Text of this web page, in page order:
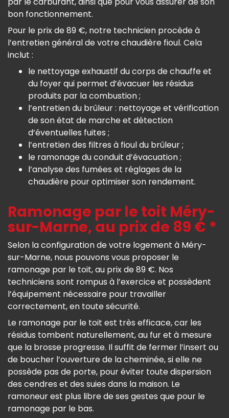
bon fonctionnement.
Pour le prix de 89 €, notre technicien procède à
l’entretien général de votre chaudière fioul. Cela
inclut :
le nettoyage exhaustif du corps de chauffe et
du foyer qui permet d’évacuer les résidus
produits par la combustion ;
l’entretien du brûleur : nettoyage et vérification
de son état de marche et détection
d’éventuelles fuites ;
l’entretien des filtres à fioul du brûleur ;
le ramonage du conduit d’évacuation ;
l’analyse des fumées et réglages de la
chaudière pour optimiser son rendement.
Ramonage par le toit Méry-
sur-Marne, au prix de 89 € *
Selon la configuration de votre logement à Méry-
sur-Marne, nous pouvons vous proposer le
ramonage par le toit, au prix de 89 €. Nos
techniciens sont rompus à l’exercice et possèdent
l’équipement nécessaire pour travailler
correctement, en toute sécurité.
Le ramonage par le toit est très efficace, car les
résidus tombent naturellement, au fur et à mesure
que la brosse progresse. Il suffit de fermer l’insert ou
de boucher l’ouverture de la cheminée, si elle ne
possède pas de porte, pour éviter toute dispersion
des cendres et des suies dans la maison. Le
ramoneur est plus libre de ses gestes que pour le
ramonage par le bas.